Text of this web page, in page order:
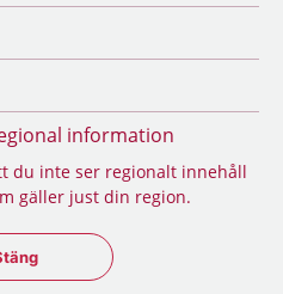
information
du inte ser regionalt innehåll
gäller just din region.
regionsväljaren